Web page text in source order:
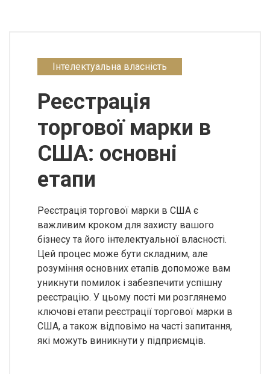
Інтелектуальна власність
Реєстрація
торгової марки в
США: основні
етапи
Реєстрація торгової марки в США є
важливим кроком для захисту вашого
бізнесу та його інтелектуальної власності.
Цей процес може бути складним, але
розуміння основних етапів допоможе вам
уникнути помилок і забезпечити успішну
реєстрацію. У цьому пості ми розглянемо
ключові етапи реєстрації торгової марки в
США, а також відповімо на часті запитання,
які можуть виникнути у підприємців.